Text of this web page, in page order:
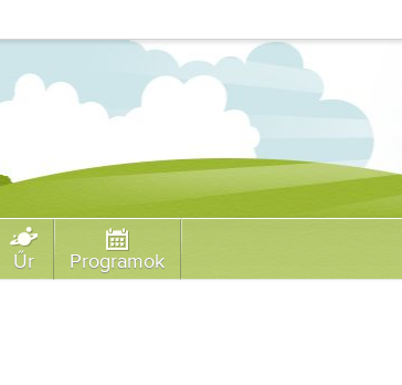
Űr Programok